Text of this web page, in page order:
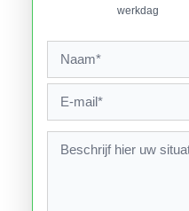
werkdag